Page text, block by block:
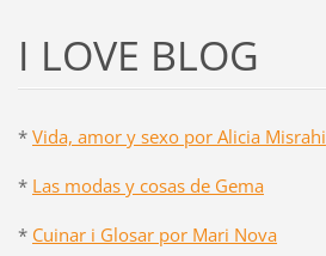
I LOVE BLOG
* Vida, amor y sexo por Alicia Misrahi
* Las modas y cosas de Gema
* Cuinar i Glosar por Mari Nova